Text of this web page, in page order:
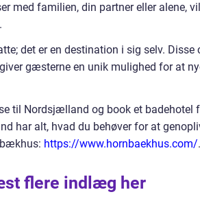
med familien, din partner eller alene,
det er en destination i sig selv. Disse
gæsterne en unik mulighed for at
til Nordsjælland og book et badehotel
har alt, hvad du behøver for at
https://www.hornbaekhus.com/.
flere indlæg her